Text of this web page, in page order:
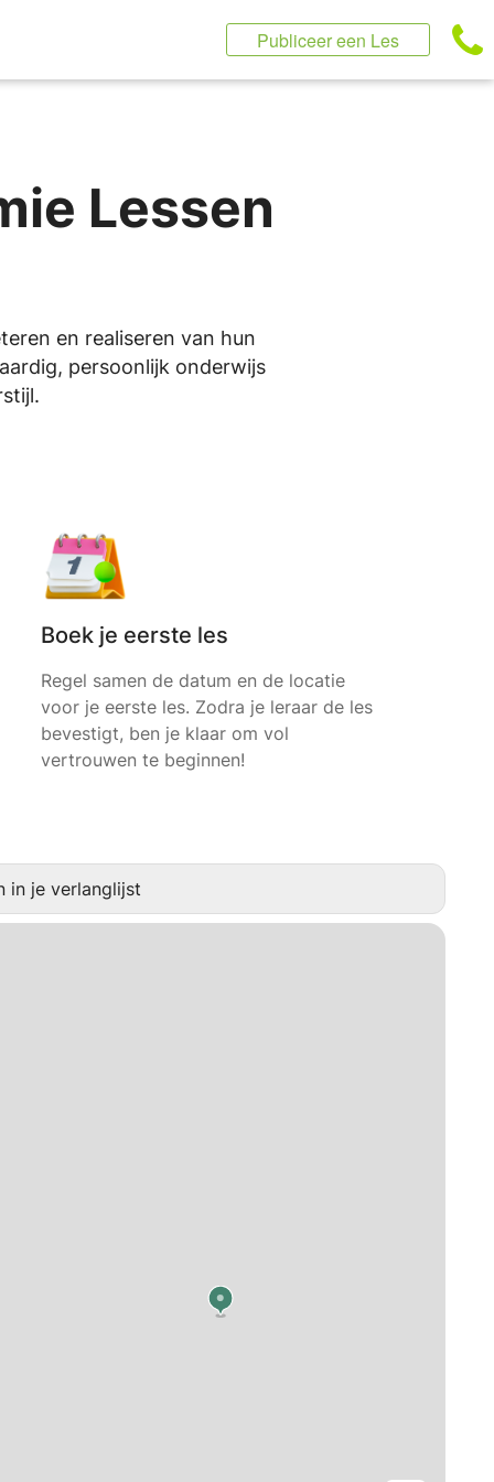
Publiceer een Les
Lessen
en realiseren van hun
persoonlijk onderwijs
Boek je eerste les
Regel samen de datum en de locatie
voor je eerste les. Zodra je leraar de les
bevestigt, ben je klaar om vol
vertrouwen te beginnen!
in je verlanglijst